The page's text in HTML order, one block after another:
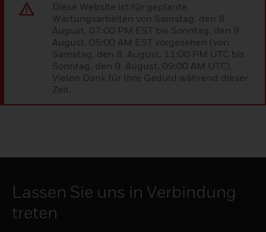
Diese Website ist für geplante
Wartungsarbeiten von Samstag, den 8.
August, 07:00 PM EST bis Sonntag, den 9.
August, 05:00 AM EST vorgesehen (von
Samstag, den 8. August, 11:00 PM UTC bis
Sonntag, den 9. August, 09:00 AM UTC).
Vielen Dank für Ihre Geduld während dieser
Zeit.
Lassen Sie uns in Verbindung
treten